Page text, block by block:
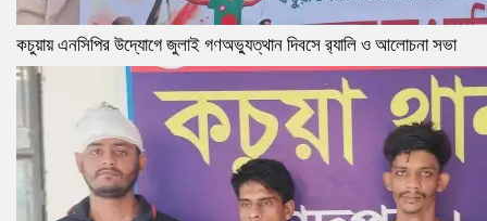
কচুয়ায় এনসিপির উদ্যোগে জুলাই গণঅভ্যুত্থান দিবসে র‌্যালি ও আলোচনা সভা